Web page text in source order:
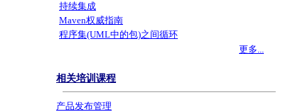
持续集成
Maven权威指南
程序集(UML中的包)之间循环
更多...
相关培训课程
产品发布管理